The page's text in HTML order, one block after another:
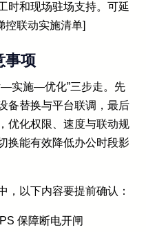
时和现场驻场支持。可延
控联动实施清单]
事项
—实施—优化”三步走。先
备替换与平台联调，最后
优化权限、速度与联动规
换能有效降低办公时段影
，以下内容要提前确认：
保障断电开闸